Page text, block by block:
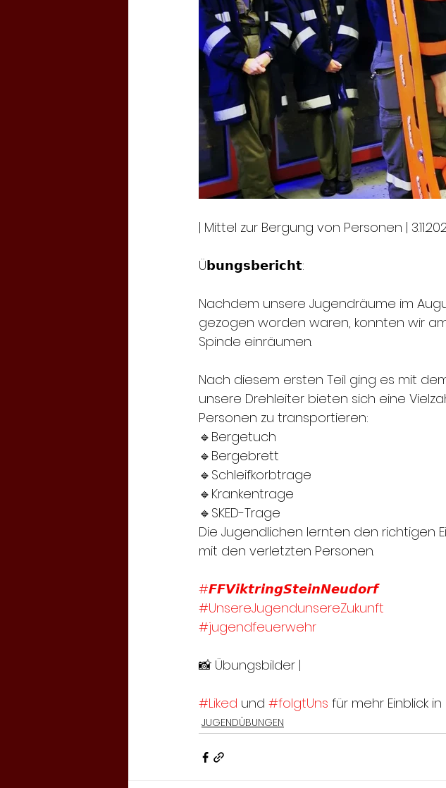
| Mittel zur Bergung von Personen |
Ü𝗯𝘂𝗻𝗴𝘀𝗯𝗲𝗿𝗶𝗰𝗵𝘁:
Nachdem unsere Jugendräume im
gezogen worden waren, konnten wir
Spinde einräumen.
Nach diesem ersten Teil ging es mit
unsere Drehleiter bieten sich eine
Personen zu transportieren:
🔹Bergetuch
🔹Bergebrett
🔹Schleifkorbtrage
🔹Krankentrage
🔹SKED-Trage
Die Jugendlichen lernten den richtigen
mit den verletzten Personen.
#𝙁𝙁𝙑𝙞𝙠𝙩𝙧𝙞𝙣𝙜𝙎𝙩𝙚𝙞𝙣𝙉𝙚𝙪𝙙𝙤𝙧𝙛
#UnsereJugendunsereZukunft
#jugendfeuerwehr
📸 Übungsbilder |
#Liked und #folgtUns für mehr Einblick
JUGENDÜBUNGEN